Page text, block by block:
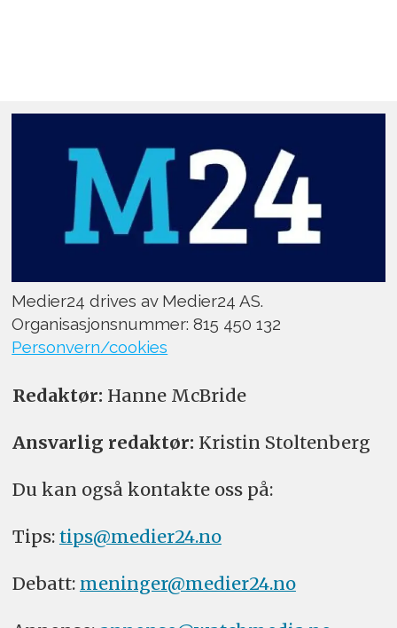
Medier24 drives av Medier24 AS.
Organisasjonsnummer: 815 450 132
Personvern/cookies
Redaktør: Hanne McBride
Ansvarlig redaktør: Kristin Stoltenberg
Du kan også kontakte oss på:
Tips: tips@medier24.no
Debatt: meninger@medier24.no